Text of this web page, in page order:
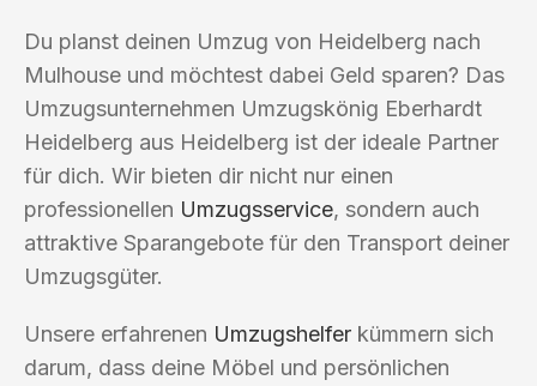
Du planst deinen Umzug von Heidelberg nach
Mulhouse und möchtest dabei Geld sparen? Das
Umzugsunternehmen Umzugskönig Eberhardt
Heidelberg aus Heidelberg ist der ideale Partner
für dich. Wir bieten dir nicht nur einen
professionellen Umzugsservice, sondern auch
attraktive Sparangebote für den Transport deiner
Umzugsgüter.
Unsere erfahrenen Umzugshelfer kümmern sich
darum, dass deine Möbel und persönlichen